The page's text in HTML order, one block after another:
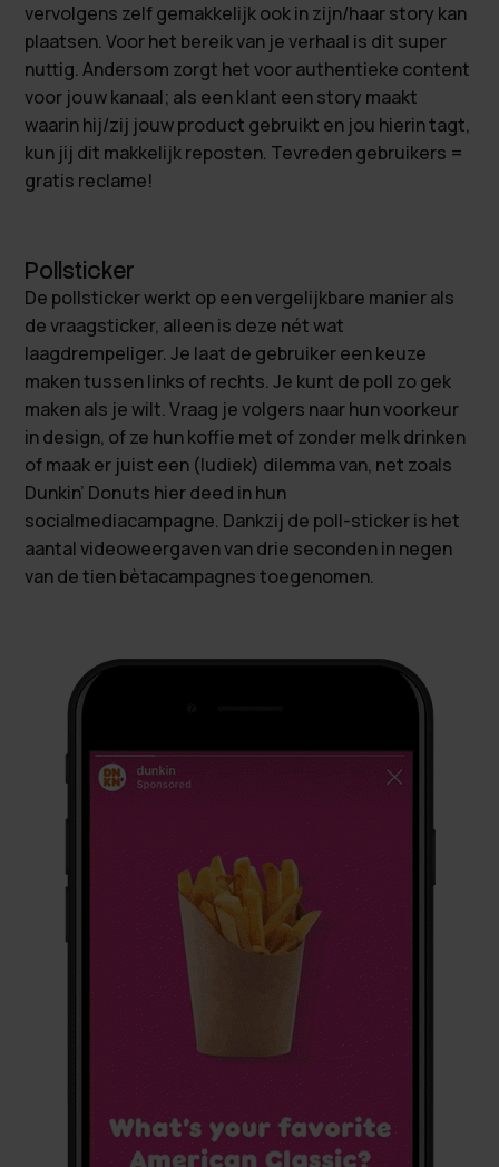
vervolgens zelf gemakkelijk ook in zijn/haar story kan
plaatsen. Voor het bereik van je verhaal is dit super
nuttig. Andersom zorgt het voor authentieke content
voor jouw kanaal; als een klant een story maakt
waarin hij/zij jouw product gebruikt en jou hierin tagt,
kun jij dit makkelijk reposten. Tevreden gebruikers =
gratis reclame!
Pollsticker
De pollsticker werkt op een vergelijkbare manier als
de vraagsticker, alleen is deze nét wat
laagdrempeliger. Je laat de gebruiker een keuze
maken tussen links of rechts. Je kunt de poll zo gek
maken als je wilt. Vraag je volgers naar hun voorkeur
in design, of ze hun koffie met of zonder melk drinken
of maak er juist een (ludiek) dilemma van, net zoals
Dunkin’ Donuts hier deed in hun
socialmediacampagne. Dankzij de poll-sticker is het
aantal videoweergaven van drie seconden in negen
van de tien bètacampagnes toegenomen.